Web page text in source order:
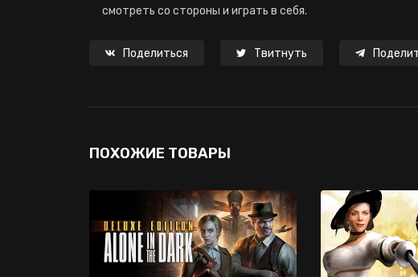
смотреть со стороны и играть в себя.
Поделиться Твитнуть
ПОХОЖИЕ ТОВАРЫ